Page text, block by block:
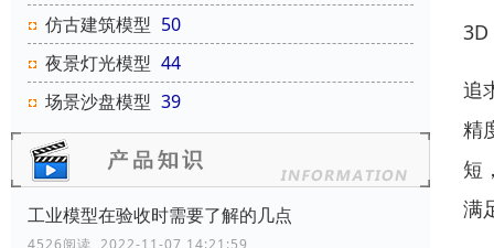
仿古建筑模型 50
夜景灯光模型 44
场景沙盘模型 39
工业模型在验收时需要了解的几点
3D
追
精
短
满